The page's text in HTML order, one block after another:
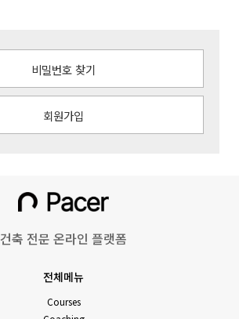
비밀번호 찾기
회원가입
건축 전문 온라인 플랫폼
전체메뉴
Courses